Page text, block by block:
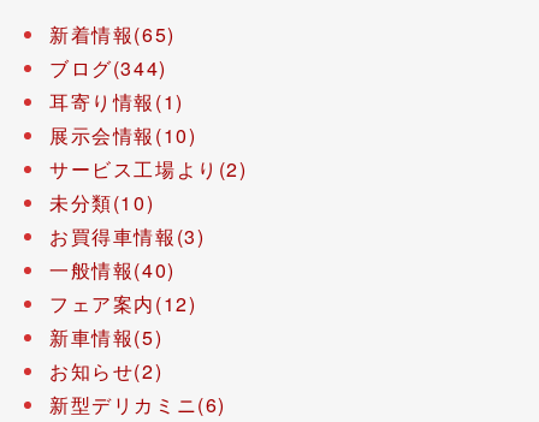
新着情報(65)
ブログ(344)
耳寄り情報(1)
展示会情報(10)
サービス工場より(2)
未分類(10)
お買得車情報(3)
一般情報(40)
フェア案内(12)
新車情報(5)
お知らせ(2)
新型デリカミニ(6)